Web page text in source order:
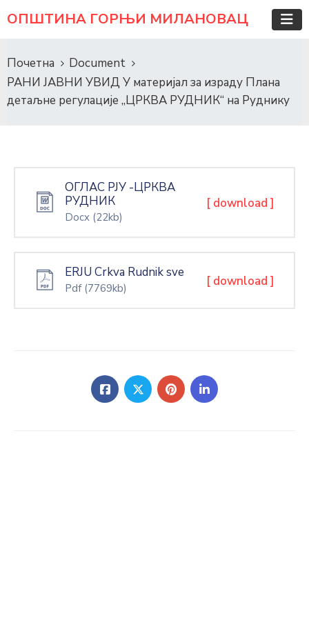
ОПШТИНА ГОРЊИ МИЛАНОВАЦ
Почетна
Document
РАНИ ЈАВНИ УВИД У материјал за израду Плана
детаљне регулације „ЦРКВА РУДНИК“ на Руднику
ОГЛАС РЈУ -ЦРКВА
РУДНИК
Docx (22kb)
[ download ]
ERJU Crkva Rudnik sve
Pdf (7769kb) [ download ]